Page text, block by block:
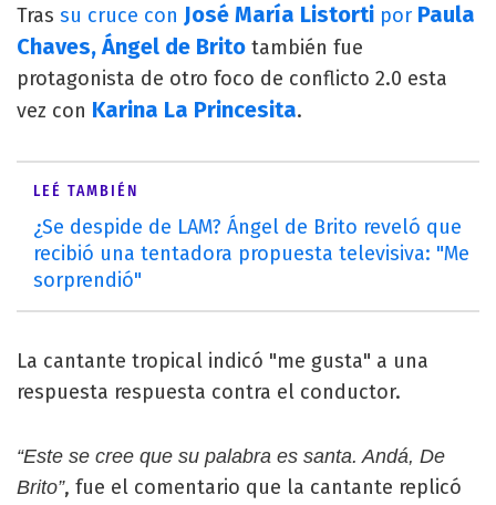
Tras su cruce con José María Listorti por Paula
Chaves, Ángel de Brito también fue
protagonista de otro foco de conflicto 2.0 esta
vez con Karina La Princesita.
LEÉ TAMBIÉN
¿Se despide de LAM? Ángel de Brito reveló que
recibió una tentadora propuesta televisiva: "Me
sorprendió"
La cantante tropical indicó "me gusta" a una
respuesta respuesta contra el conductor.
“Este se cree que su palabra es santa. Andá, De
Brito”, fue el comentario que la cantante replicó